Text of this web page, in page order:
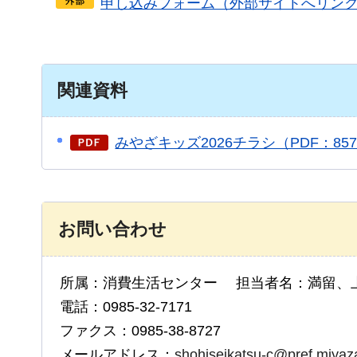
申し込みフォーム（外部サイトへリンク
関連資料
みやざキッズ2026チラシ（PDF：
お問い合わせ
所属：消費生活センター 担当者名：満留、
電話：0985-32-7171
ファクス：0985-38-8727